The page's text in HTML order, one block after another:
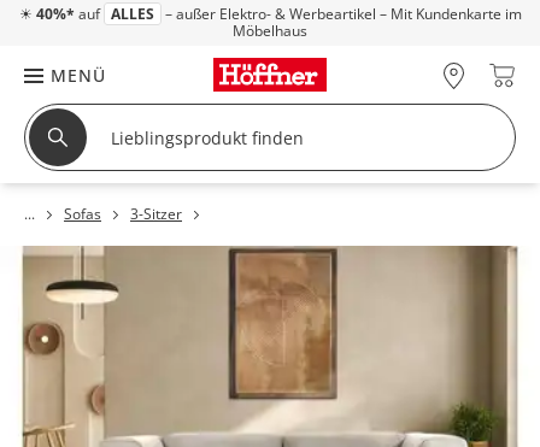
☀ 40%* auf ALLES – außer Elektro- & Werbeartikel – Mit Kundenkarte im
Möbelhaus
MENÜ
Sofas 3-Sitzer